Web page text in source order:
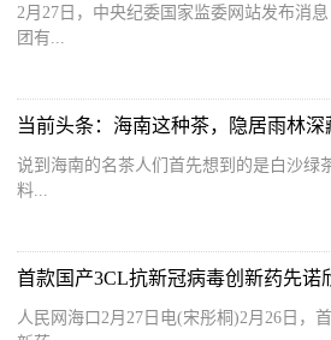
2月27日，中央纪委国家监委网站发布消
团有...
当前头条：海南这种茶，隐居雨林深
说到海南的名茶人们首先想到的是白沙绿
料...
首款国产3CL抗新冠病毒创新药先诺
人民网海口2月27日电(宋彤桐)2月26日，